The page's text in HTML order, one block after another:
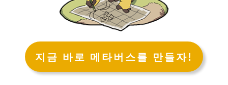
지금 바로 메타버스를 만들자!